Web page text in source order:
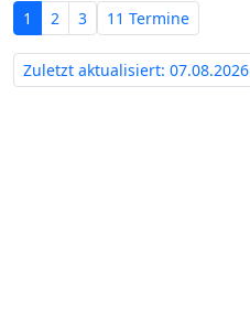
1 2 3 11 Termine
Zuletzt aktualisiert: 07.08.2026